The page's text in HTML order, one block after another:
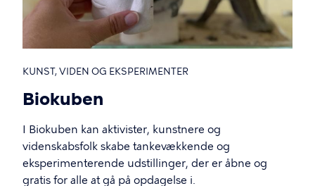
KUNST, VIDEN OG EKSPERIMENTER
Biokuben
I Biokuben kan aktivister, kunstnere og
videnskabsfolk skabe tankevækkende og
eksperimenterende udstillinger, der er åbne og
gratis for alle at gå på opdagelse i.